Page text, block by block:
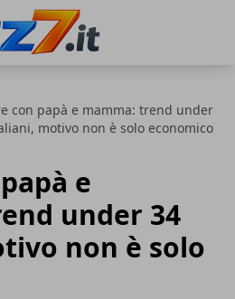
con papà e mamma: trend under
motivo non è solo economico
e
under 34
non è solo